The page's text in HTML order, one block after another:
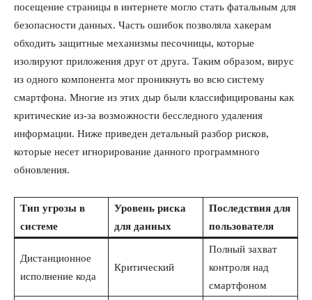
посещение страницы в интернете могло стать фатальным для
безопасности данных. Часть ошибок позволяла хакерам
обходить защитные механизмы песочницы, которые
изолируют приложения друг от друга. Таким образом, вирус
из одного компонента мог проникнуть во всю систему
смартфона. Многие из этих дыр были классифицированы как
критические из-за возможности бесследного удаления
информации. Ниже приведен детальный разбор рисков,
которые несет игнорирование данного программного
обновления.
Тип угрозы в
системе
Уровень риска
для данных
Последствия для
пользователя
Дистанционное
исполнение кода
Критический
Полный захват
контроля над
смартфоном